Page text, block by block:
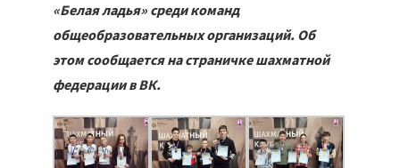
«Белая ладья» среди команд
общеобразовательных организаций. Об
этом сообщается на страничке шахматной
федерации в ВК.